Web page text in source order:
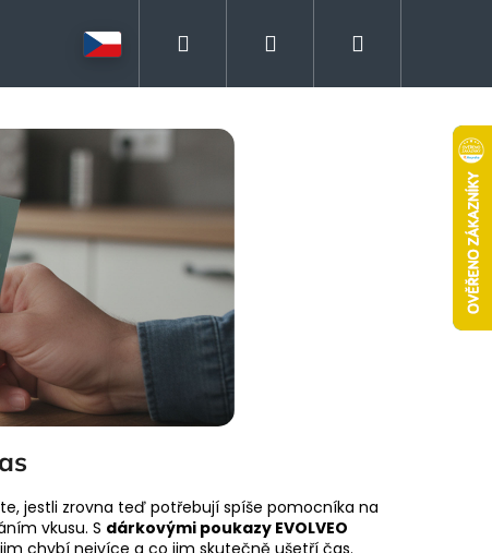
Přihlášení
jestli zrovna teď potřebují spíše pomocníka na
vkusu. S dárkovými poukazy EVOLVEO